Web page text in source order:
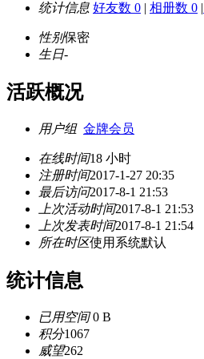
统计信息 好友数 0 | 相册数 0 |
性别保密
生日-
活跃概况
用户组 金牌会员
在线时间18 小时
注册时间2017-1-27 20:35
最后访问2017-8-1 21:53
上次活动时间2017-8-1 21:53
上次发表时间2017-8-1 21:54
所在时区使用系统默认
统计信息
已用空间0 B
积分1067
威望262